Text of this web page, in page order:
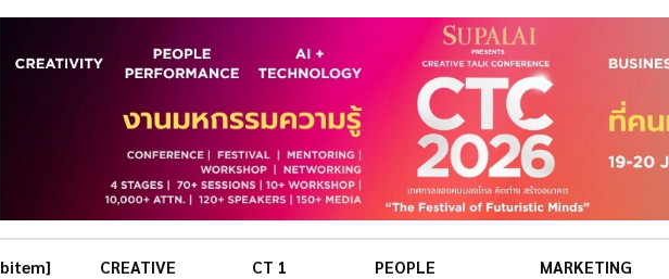
CREATIVE
CT 1
PEOPLE
MARKETING